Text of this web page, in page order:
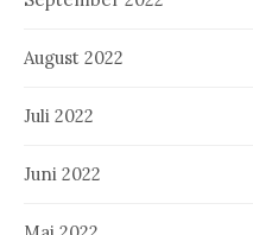
August 2022
Juli 2022
Juni 2022